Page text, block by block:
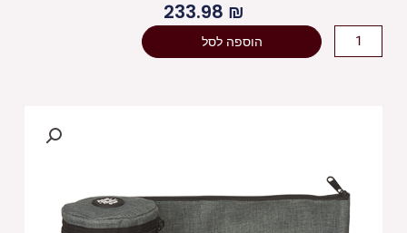
233.98 ₪
כמות
של
הוספה לסל